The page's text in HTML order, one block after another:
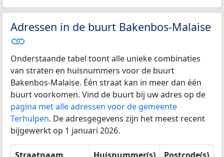
Adressen in de buurt Bakenbos-Malaise
Onderstaande tabel toont alle unieke combinaties
van straten en huisnummers voor de buurt
Bakenbos-Malaise. Één straat kan in meer dan één
buurt voorkomen. Vind de buurt bij uw adres op de
pagina met alle adressen voor de gemeente
Terhulpen. De adresgegevens zijn het meest recent
bijgewerkt op 1 januari 2026.